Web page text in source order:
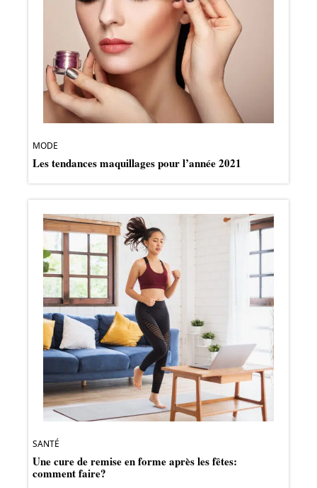
MODE
Les tendances maquillages pour l’année 2021
SANTÉ
Une cure de remise en forme après les fêtes:
comment faire?